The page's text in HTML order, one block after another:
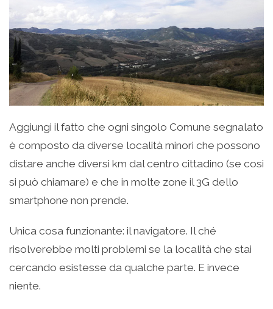
Aggiungi il fatto che ogni singolo Comune segnalato
è composto da diverse località minori che possono
distare anche diversi km dal centro cittadino (se cosi
si può chiamare) e che in molte zone il 3G dello
smartphone non prende.
Unica cosa funzionante: il navigatore. Il ché
risolverebbe molti problemi se la località che stai
cercando esistesse da qualche parte. E invece
niente.